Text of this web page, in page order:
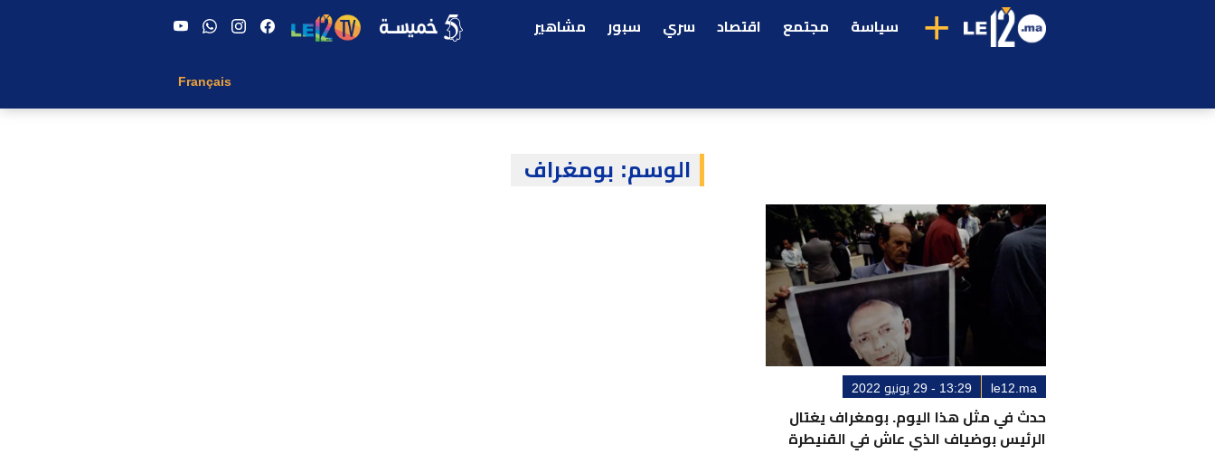
+ سياسة مجتمع اقتصاد سري سبور مشاهير
Français
الوسم: بومغراف
le12.ma 13:29 - 29 يونيو 2022
حدث في مثل هذا اليوم. بومغراف يغتال
الرئيس بوضياف الذي عاش في القنيطرة